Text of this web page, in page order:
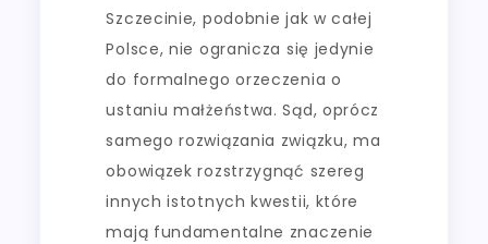
Szczecinie, podobnie jak w całej
Polsce, nie ogranicza się jedynie
do formalnego orzeczenia o
ustaniu małżeństwa. Sąd, oprócz
samego rozwiązania związku, ma
obowiązek rozstrzygnąć szereg
innych istotnych kwestii, które
mają fundamentalne znaczenie